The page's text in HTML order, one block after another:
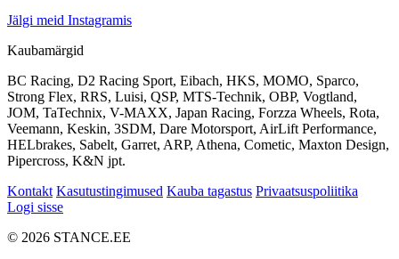
Jälgi meid Instagramis
Kaubamärgid
BC Racing, D2 Racing Sport, Eibach, HKS, MOMO, Sparco,
Strong Flex, RRS, Luisi, QSP, MTS-Technik, OBP, Vogtland,
JOM, TaTechnix, V-MAXX, Japan Racing, Forzza Wheels, Rota,
Veemann, Keskin, 3SDM, Dare Motorsport, AirLift Performance,
HELbrakes, Sabelt, Garret, ARP, Athena, Cometic, Maxton Design,
Pipercross, K&N jpt.
Kontakt Kasutustingimused Kauba tagastus Privaatsuspoliitika
Logi sisse
© 2026 STANCE.EE